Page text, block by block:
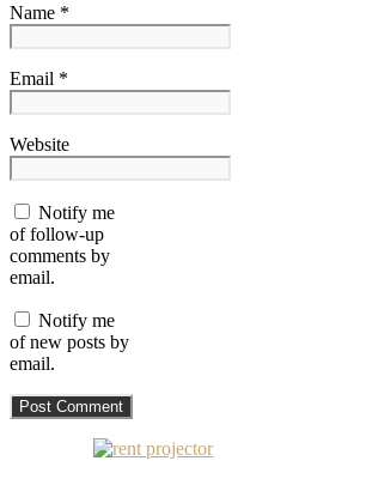
Name *
Email *
Website
Notify me
of follow-up
comments by
email.
Notify me
of new posts by
email.